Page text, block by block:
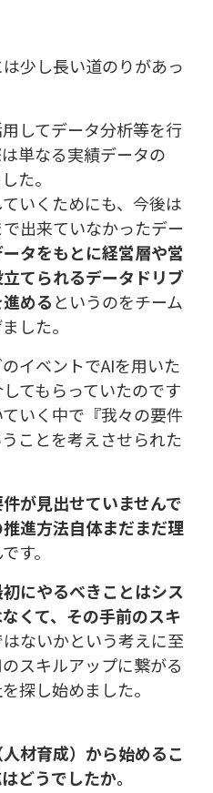
少し長い道のりがあっ
してデータ分析等を行
単なる実績データの
た。
いくためにも、今後は
出来ていなかったデー
ータをもとに経営層や営
てられるデータドリブ
めるというのをチーム
した。
イベントでAIを用いた
てもらっていたのです
いく中で『我々の要件
ことを考えさせられた
が見出せていませんで
進方法自体まだまだ理
す。
初にやるべきことはシス
くて、その手前のスキ
はないかという考えに至
スキルアップに繋がる
探し始めました。
材育成）から始めるこ
どうでしたか。